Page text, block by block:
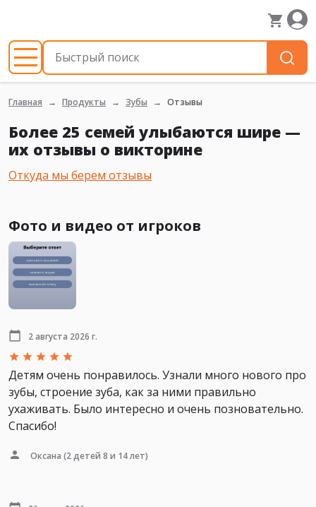
Главная Продукты Зубы Отзывы
Более 25 семей улыбаются шире —
их отзывы о викторине
Откуда мы берем отзывы
Фото и видео от игроков
2 августа 2026 г.
Детям очень понравилось. Узнали много нового про
зубы, строение зуба, как за ними правильно
ухаживать. Было интересно и очень позновательно.
Спасибо!
Оксана (2 детей 8 и 14 лет)